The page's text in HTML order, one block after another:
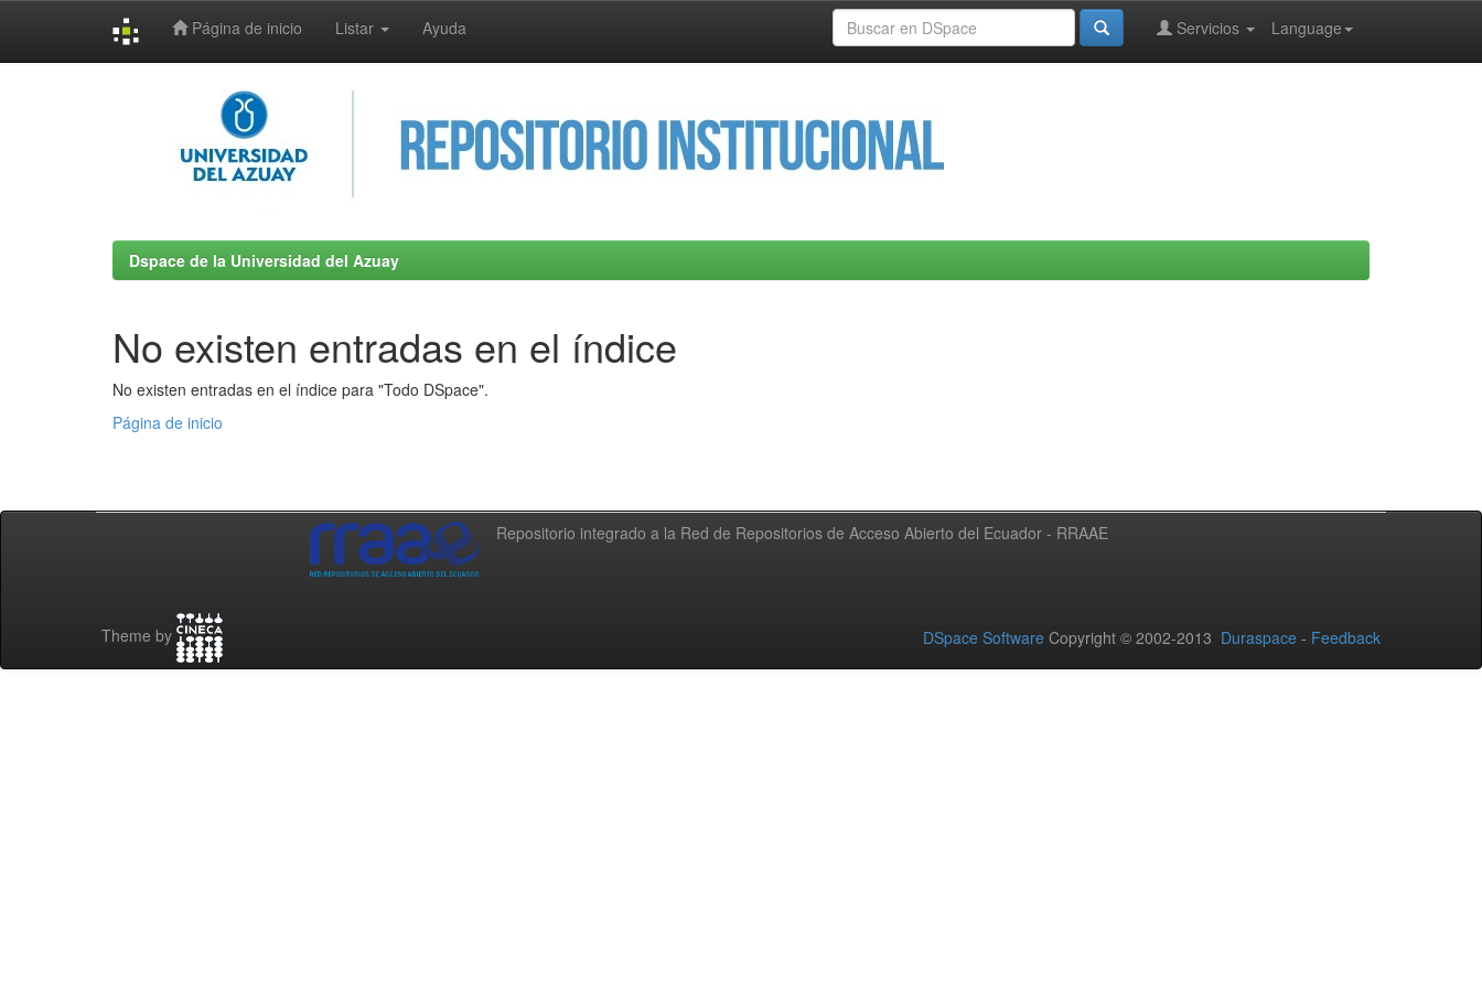
Página de inicio Listar Ayuda Language
Servicios
Dspace de la Universidad del Azuay
No existen entradas en el índice
No existen entradas en el índice para "Todo DSpace".
Página de inicio
Repositorio integrado a la Red de Repositorios de Acceso Abierto del Ecuador - RRAAE
Theme by DSpace Software Copyright © 2002-2013 Duraspace - Feedback